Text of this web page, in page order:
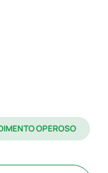
OPEROSO